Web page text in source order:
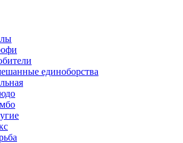
единоборства